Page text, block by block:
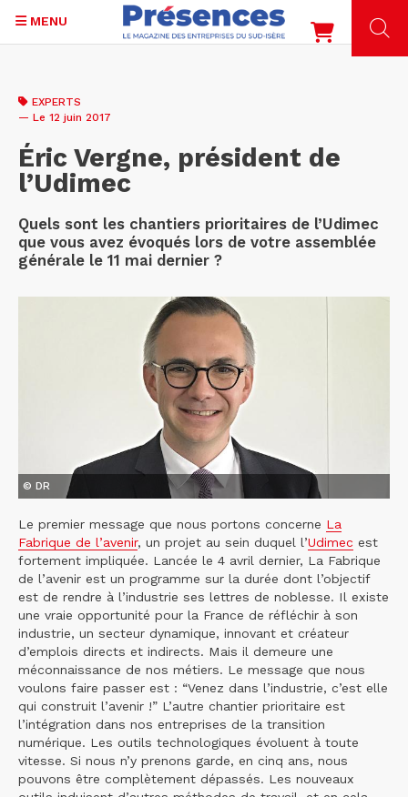
contenu
MENU
EXPERTS
— Le 12 juin 2017
Éric Vergne, président de
l’Udimec
Quels sont les chantiers prioritaires de l’Udimec
que vous avez évoqués lors de votre assemblée
générale le 11 mai dernier ?
© DR
Le premier message que nous portons concerne La
Fabrique de l’avenir, un projet au sein duquel l’Udimec est
fortement impliquée. Lancée le 4 avril dernier, La Fabrique
de l’avenir est un programme sur la durée dont l’objectif
est de rendre à l’industrie ses lettres de noblesse. Il existe
une vraie opportunité pour la France de réfléchir à son
industrie, un secteur dynamique, innovant et créateur
d’emplois directs et indirects. Mais il demeure une
méconnaissance de nos métiers. Le message que nous
voulons faire passer est : “Venez dans l’industrie, c’est elle
qui construit l’avenir !” L’autre chantier prioritaire est
l’intégration dans nos entreprises de la transition
numérique. Les outils technologiques évoluent à toute
vitesse. Si nous n’y prenons garde, en cinq ans, nous
pouvons être complètement dépassés. Les nouveaux